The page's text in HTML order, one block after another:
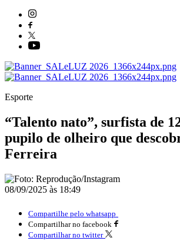
Esporte
“Talento nato”, surfista de
pupilo de olheiro que
Ferreira
08/09/2025 às 18:49
Compartilhe pelo whatsapp
Compartilhar no facebook
Compartilhar no twitter